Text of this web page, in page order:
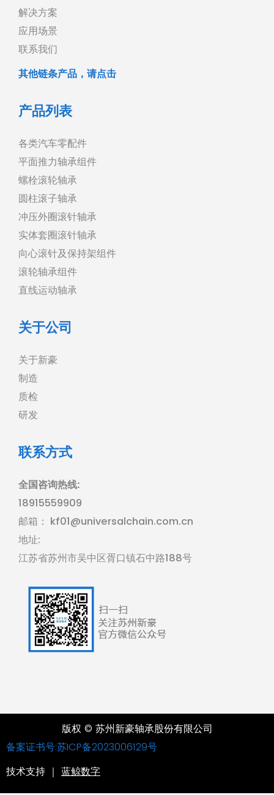
解决方案
应用场景
联系我们
其他链条产品，请点击
产品列表
各类汽车零配件
平面推力轴承组件
螺栓滚轮轴承
圆柱滚子轴承
冲压外圈滚针轴承
实体套圈滚针轴承
向心滚针及保持架组件
滚轮轴承组件
直线运动轴承
关于公司
关于新豪
制造
质检
研发
联系方式
全国咨询热线:
18915559909
邮箱： kf01@universalchain.com.cn
地址:
江苏省苏州市吴中区胥口镇石中路188号
版权 © 苏州新豪轴承股份有限公司
备案证书号:苏ICP备2023006129号
技术支持 ｜ 蓝鲸数字